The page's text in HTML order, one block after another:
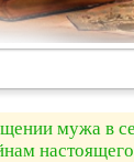
мужа в